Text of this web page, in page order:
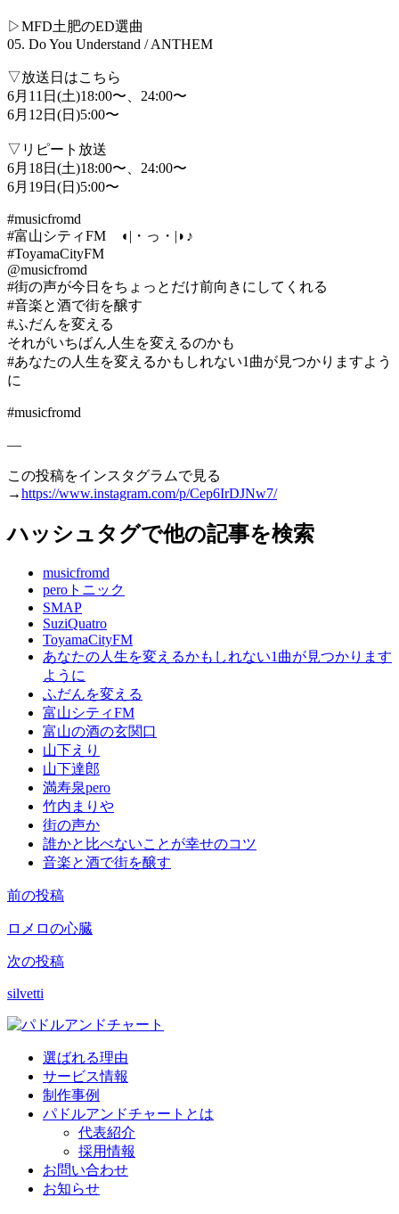
▷MFD土肥のED選曲
05. Do You Understand / ANTHEM
▽放送日はこちら
6月11日(土)18:00〜、24:00〜
6月12日(日)5:00〜
▽リピート放送
6月18日(土)18:00〜、24:00〜
6月19日(日)5:00〜
#musicfromd
#富山シティFM ◖|・っ・|◗♪
#ToyamaCityFM
@musicfromd
#街の声が今日をちょっとだけ前向きにしてくれる
#音楽と酒で街を醸す
#ふだんを変える
それがいちばん人生を変えるのかも
#あなたの人生を変えるかもしれない1曲が見つかりますよう
に
#musicfromd
—
この投稿をインスタグラムで見る
→https://www.instagram.com/p/Cep6IrDJNw7/
ハッシュタグで他の記事を検索
musicfromd
peroトニック
SMAP
SuziQuatro
ToyamaCityFM
あなたの人生を変えるかもしれない1曲が見つかります
ように
ふだんを変える
富山シティFM
富山の酒の玄関口
山下えり
山下達郎
満寿泉pero
竹内まりや
街の声か
誰かと比べないことが幸せのコツ
音楽と酒で街を醸す
投
稿
ナ
ビ
ゲ
前の投稿
ロメロの心臓
次の投稿
silvetti
選ばれる理由
サービス情報
制作事例
パドルアンドチャートとは
代表紹介
採用情報
お問い合わせ
お知らせ